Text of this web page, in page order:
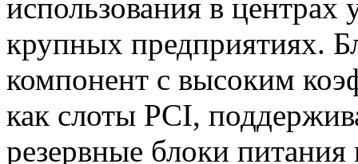
использования в
крупных предприятиях.
компонент с высоким
как слоты PCI,
резервные блоки